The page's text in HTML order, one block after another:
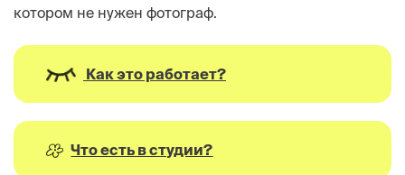
котором не нужен фотограф.
Как это работает?
Что есть в студии?